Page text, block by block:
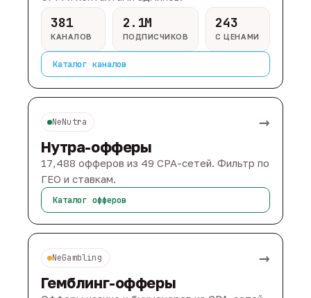
381
КАНАЛОВ
2.1M
ПОДПИСЧИКОВ
243
С ЦЕНАМИ
Каталог каналов
NeNutra →
Нутра-офферы
17,488 офферов из 49 CPA-сетей. Фильтр по
ГЕО и ставкам.
Каталог офферов
NeGambling →
Гемблинг-офферы